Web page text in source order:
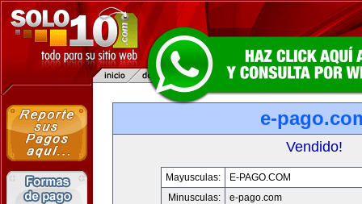
e-
Vendido!
Mayusculas:
E-PAGO.COM
Minusculas:
e-pago.com